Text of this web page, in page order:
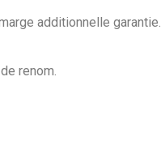
additionnelle garantie.
renom.